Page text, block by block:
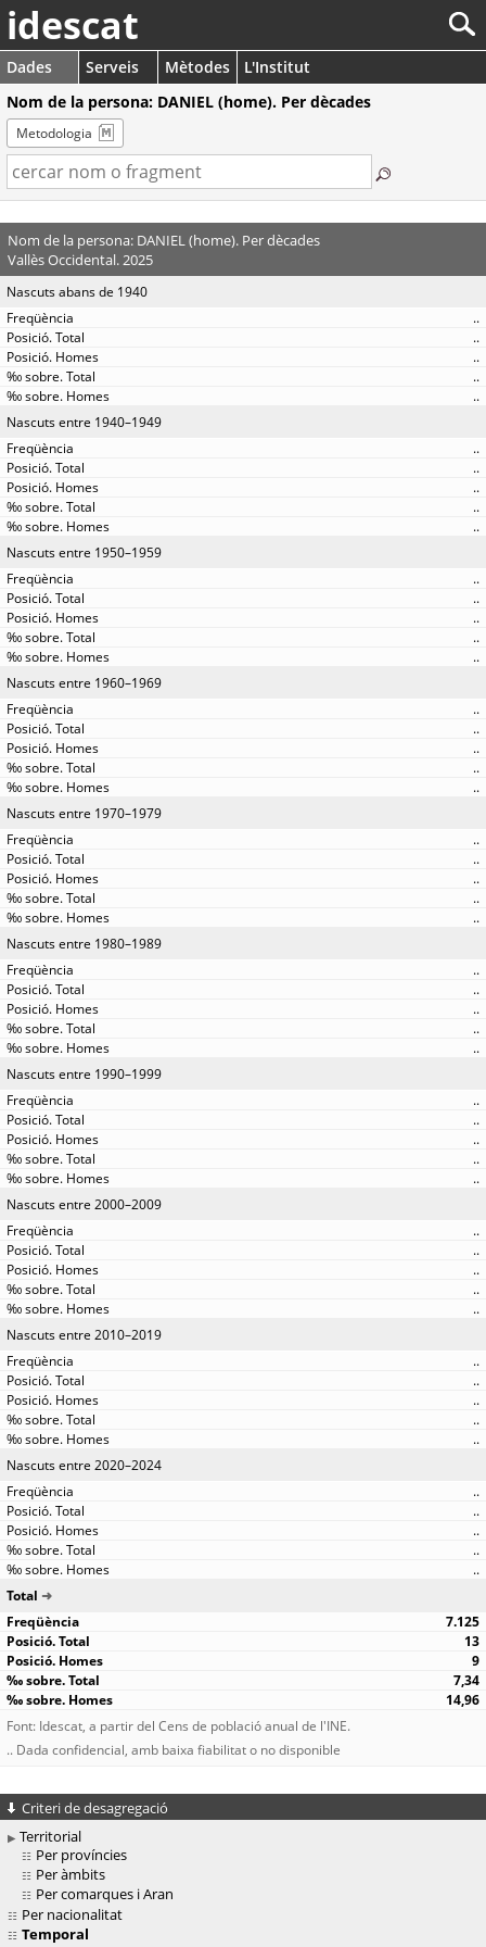
idescat
Dades Serveis Mètodes
L'Institut
Nom de la persona: DANIEL (home). Per dècades
Metodologia
Nom de la persona: DANIEL (home). Per dècades
Vallès Occidental. 2025
Nascuts abans de 1940
..
..
..
..
..
Nascuts entre 1940–1949
..
..
..
..
..
Nascuts entre 1950–1959
..
..
..
..
..
Nascuts entre 1960–1969
..
..
..
..
..
Nascuts entre 1970–1979
..
..
..
..
..
Nascuts entre 1980–1989
..
..
..
..
..
Nascuts entre 1990–1999
..
..
..
..
..
Nascuts entre 2000–2009
..
..
..
..
..
Nascuts entre 2010–2019
..
..
..
..
..
Nascuts entre 2020–2024
..
..
..
..
..
Total
7.125
13
9
7,34
14,96
Font: Idescat, a partir del Cens de població anual de l'INE.
.. Dada confidencial, amb baixa fiabilitat o no disponible
Criteri de desagregació
Territorial
Per províncies
Per àmbits
Per comarques i Aran
Per nacionalitat
Temporal